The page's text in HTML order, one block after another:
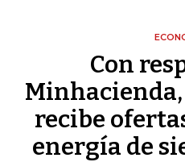
Con
recibe
energía de